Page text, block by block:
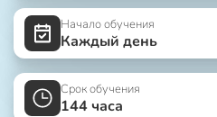
Начало обучения
Каждый день
Срок обучения
144 часа